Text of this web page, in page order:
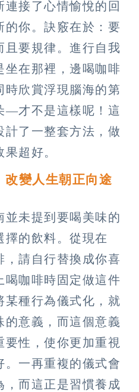
接了心情愉悅的回
的你。訣竅在於：要
且要規律。進行自我
坐在那裡，邊喝咖啡
時欣賞浮現腦海的第
—才不是這樣呢！這
計了一整套方法，做
超好。
變人生朝正向途
並未提到要喝美味的
擇的飲料。從現在
，請自行替換成你喜
喝咖啡時固定做這件
某種行為儀式化，就
的意義，而這個意義
要性，使你更加重視
。一再重複的儀式會
，而這正是習慣養成